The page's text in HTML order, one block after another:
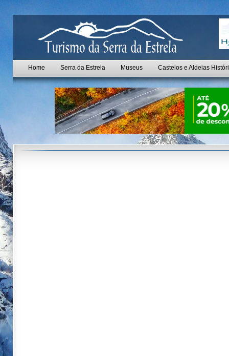
Home Serra da Estrela Museus Castelos e Aldeias